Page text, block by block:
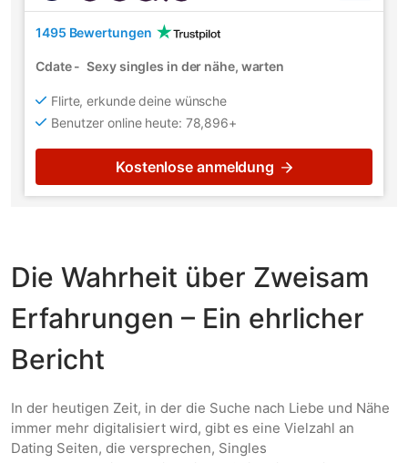
1495 Bewertungen
Cdate- Sexy singles in der nähe, warten
Flirte, erkunde deine wünsche
Benutzer online heute: 78,896+
Kostenlose anmeldung
Die Wahrheit über Zweisam
Erfahrungen – Ein ehrlicher
Bericht
In der heutigen Zeit, in der die Suche nach Liebe und Nähe
immer mehr digitalisiert wird, gibt es eine Vielzahl an
Dating Seiten, die versprechen, Singles